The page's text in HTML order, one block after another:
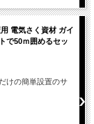
電気さく資材 ガイ
で50ｍ囲めるセッ
けの簡単設置のサ